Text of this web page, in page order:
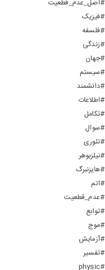
#اصل_عدم_قطعیت
#فیزیک
#فلسفه
#زندگی
#جهان
#سیستم
#دانشمند
#اطلاعات
#تکامل
#سوال
#تئوری
#نیلزبوهر
#هایزنبرگ
#اتم
#عدم_قطعیت
#توابع
#موج
#آزمایش
#تفسیر
#physic